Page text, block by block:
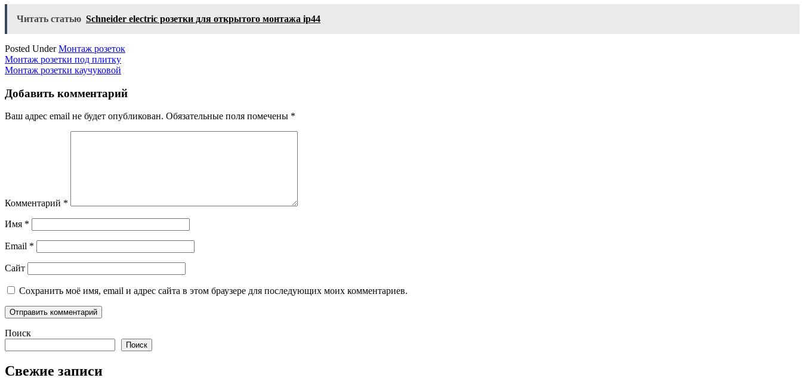
Читать статью Schneider electric розетки для открытого монтажа ip44
Posted UnderМонтаж розеток
Навигация
по
записям
Монтаж розетки под плитку
Монтаж розетки каучуковой
Добавить комментарий
Ваш адрес email не будет опубликован. Обязательные поля помечены *
Комментарий *
Имя *
Email *
Сайт
Сохранить моё имя, email и адрес сайта в этом браузере для последующих моих комментариев.
Поиск
Поиск
Свежие записи